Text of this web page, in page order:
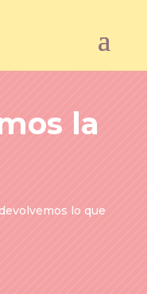
la
lo que